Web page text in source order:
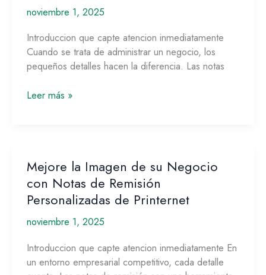
noviembre 1, 2025
Introduccion que capte atencion inmediatamente
Cuando se trata de administrar un negocio, los
pequeños detalles hacen la diferencia. Las notas
de
Personalizadas
para
tu
Leer más »
Mejore la Imagen de su Negocio
con Notas de Remisión
Personalizadas de Printernet
noviembre 1, 2025
Introduccion que capte atencion inmediatamente En
un entorno empresarial competitivo, cada detalle
Mejore
la
Imagen
de
su
con
Notas